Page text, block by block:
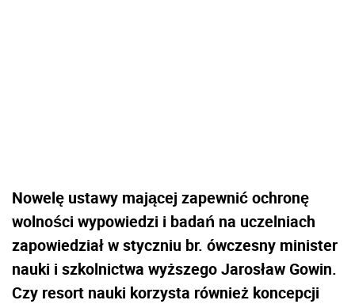
Nowelę ustawy mającej zapewnić ochronę
wolności wypowiedzi i badań na uczelniach
zapowiedział w styczniu br. ówczesny minister
nauki i szkolnictwa wyższego Jarosław Gowin.
Czy resort nauki korzysta również koncepcji